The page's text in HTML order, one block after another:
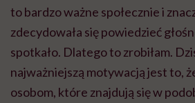
to bardzo ważne społecznie i
zdecydowała się powiedzieć
spotkało. Dlatego to zrobiłam.
najważniejszą motywacją jest to,
osobom, które znajdują się w